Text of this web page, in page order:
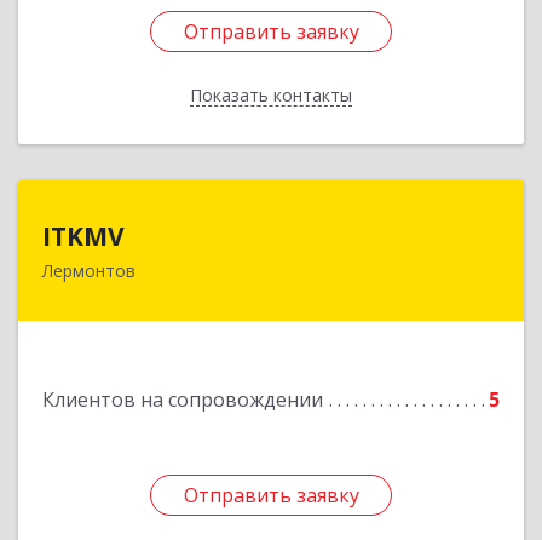
Отправить заявку
Показать контакты
Отправить заявку
Назад
ITKMV
Лермонтов
Клиентов на сопровождении 5
Отправить заявку
Отправить заявку